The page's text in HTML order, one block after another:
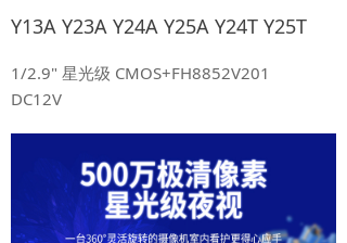
Y13A Y23A Y24A Y25A Y24T Y25T
1/2.9" 星光级 CMOS+FH8852V201
DC12V